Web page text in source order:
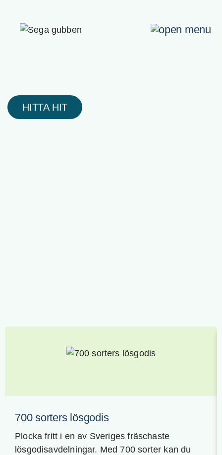
med godsaker. Sega
HITTA HIT
700 sorters lösgodis
Plocka fritt i en av Sveriges fräschaste
lösgodisavdelningar. Med 700 sorter kan du